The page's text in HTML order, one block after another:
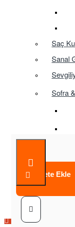
Saç
Sanal
Sofra
TV
Sepete Ekle
Çok Satılan Ürün
Çok Satılan Ürün
Çok Satılan Ürün